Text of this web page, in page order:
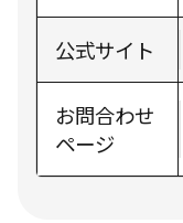
公式サイト
お問合わせ
ページ